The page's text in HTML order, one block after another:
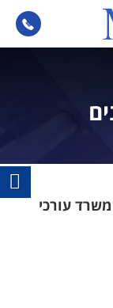
עורכי